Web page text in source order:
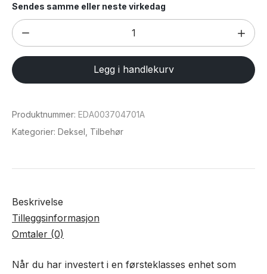
Sendes samme eller neste virkedag
Magsafe
karbonfiber
deksel
for
13
/14
Legg i handlekurv
Produktnummer: EDA003704701A
Kategorier: Deksel Tilbehør
Beskrivelse
Tilleggsinformasjon
Omtaler (0)
Når du har investert i en førsteklasses enhet som